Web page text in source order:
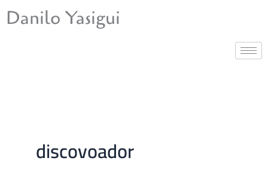
para
Danilo Yasigui
discovoador